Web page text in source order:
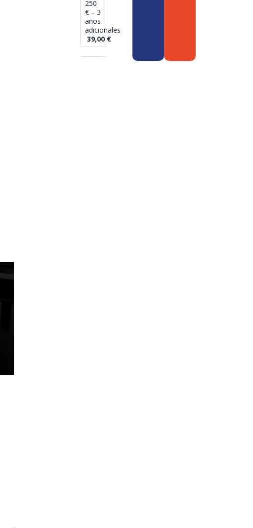
250
€ – 3
años
adicionales
39,00 €